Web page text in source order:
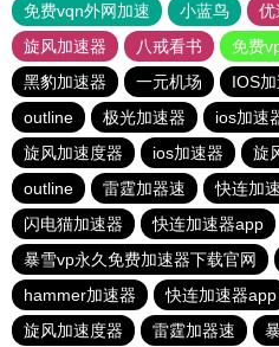
免费vqn外网加速
小蓝鸟 优
旋风加速器
八戒看书
免费
黑豹加速器
一元机场 IOS
outline
极光加速器 ios加速
旋风加速度器
ios加速器 旋
outline
雷霆加器速 快连加
闪电猫加速器
快连加速器app
暴雪vp永久免费加速器下载官网
hammer加速器
快连加速器app
旋风加速度器
雷霆加器速